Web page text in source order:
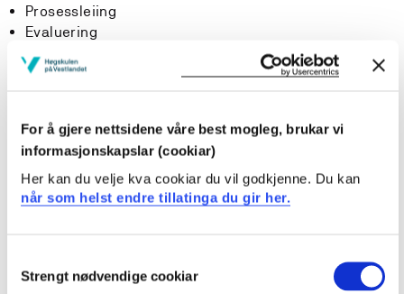
For å gjere nettsidene våre best mogleg, brukar vi
informasjonskapslar (cookiar)
Her kan du velje kva cookiar du vil godkjenne. Du kan
når som helst endre tillatinga du gir her.
Selection
Strengt nødvendige cookiar
Prosessleiing
Evaluering
Deltaking, lokal handleevne, kritisk refleksjon og
empowerment
Forsking i og på samfunnsarbeid
Læringsutbytte
læringsutbytte definert i kunnskap, evner og generell
kompetanse: